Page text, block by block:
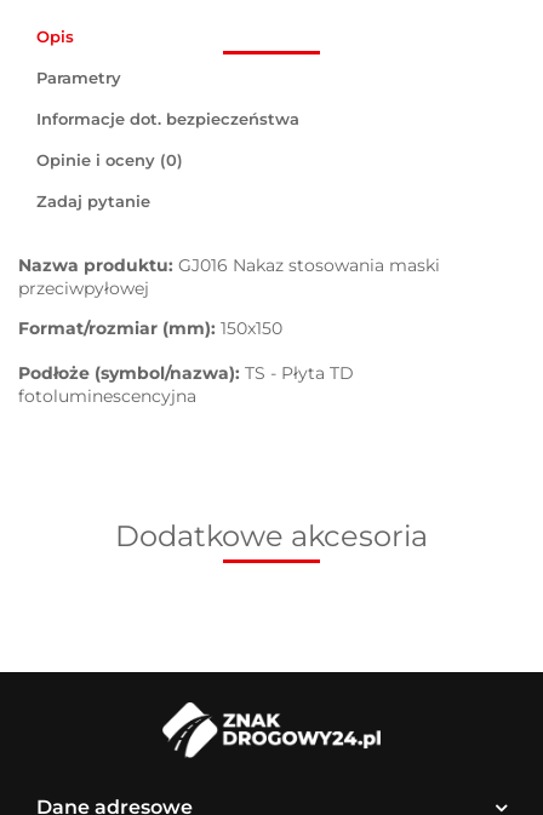
Opis
Parametry
Informacje dot. bezpieczeństwa
Opinie i oceny (0)
Zadaj pytanie
Nazwa produktu: GJ016 Nakaz stosowania maski
przeciwpyłowej
Format/rozmiar (mm): 150x150
Podłoże (symbol/nazwa): TS - Płyta TD
fotoluminescencyjna
Dodatkowe akcesoria
Dane adresowe